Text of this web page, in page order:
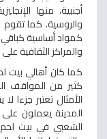
أجنبية، منها
والروسية. كما تقوم
كمواد أساسية
والمراكز الثقافية
كما كان أهالي بيت
كثير من المواقف
الأمثال تعتبر جزءا
المدينة يعملون على
الشعبي في بيت لحم